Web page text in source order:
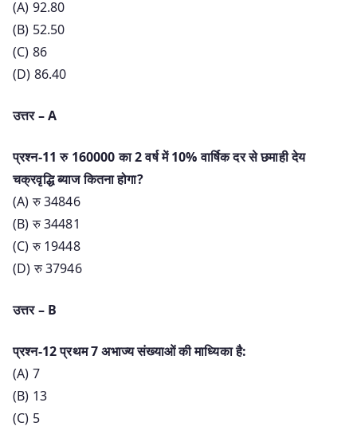
(A) 92.80
(B) 52.50
(C) 86
(D) 86.40
उत्तर – A
प्रश्न-11 रु 160000 का 2 वर्ष में 10% वार्षिक दर से छमाही देय
चक्रवृद्धि ब्याज कितना होगा?
(A) रु 34846
(B) रु 34481
(C) रु 19448
(D) रु 37946
उत्तर – B
प्रश्न-12 प्रथम 7 अभाज्य संख्याओं की माध्यिका है:
(A) 7
(B) 13
(C) 5